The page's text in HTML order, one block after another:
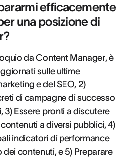
efficacemente
una posizione di
da Content Manager, è
sulle ultime
e del SEO, 2)
di campagne di successo
3) Essere pronti a discutere
a diversi pubblici, 4)
indicatori di performance
dei contenuti, e 5) Preparare